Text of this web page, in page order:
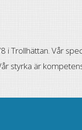
Trollhättan. Vår
styrka är